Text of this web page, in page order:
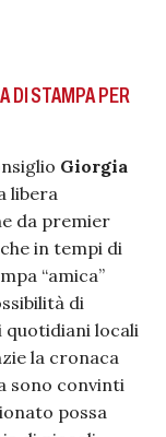
DI STAMPA PER
Giorgia
libera
da premier
in tempi di
“amica”
di
quotidiani locali
la cronaca
sono convinti
possa